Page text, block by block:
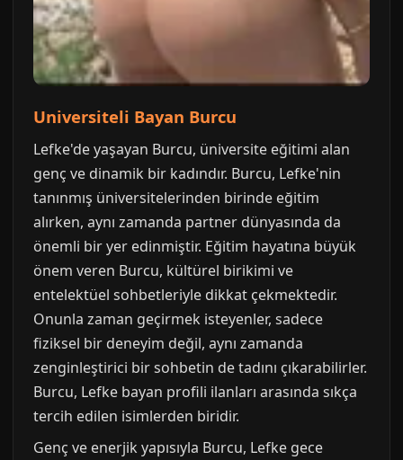
Universiteli Bayan Burcu
Lefke'de yaşayan Burcu, üniversite eğitimi alan
genç ve dinamik bir kadındır. Burcu, Lefke'nin
tanınmış üniversitelerinden birinde eğitim
alırken, aynı zamanda partner dünyasında da
önemli bir yer edinmiştir. Eğitim hayatına büyük
önem veren Burcu, kültürel birikimi ve
entelektüel sohbetleriyle dikkat çekmektedir.
Onunla zaman geçirmek isteyenler, sadece
fiziksel bir deneyim değil, aynı zamanda
zenginleştirici bir sohbetin de tadını çıkarabilirler.
Burcu, Lefke bayan profili ilanları arasında sıkça
tercih edilen isimlerden biridir.
Genç ve enerjik yapısıyla Burcu, Lefke gece